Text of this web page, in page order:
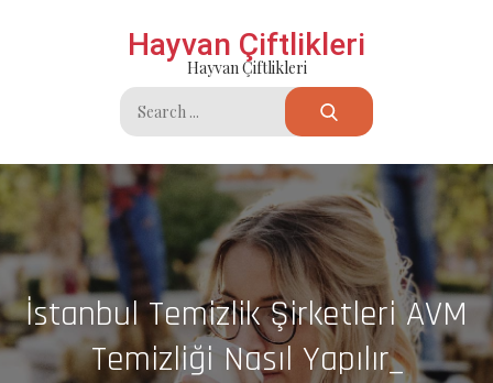
Hayvan Çiftlikleri
Hayvan Çiftlikleri
Search
for:
İstanbul Temizlik Şirketleri AVM
Temizliği Nasıl Yapılır_